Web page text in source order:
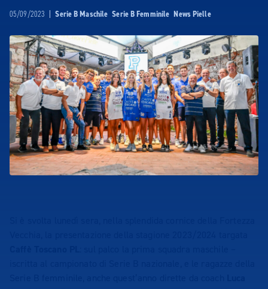
05/09/2023 | Serie B Maschile Serie B Femminile News Pielle